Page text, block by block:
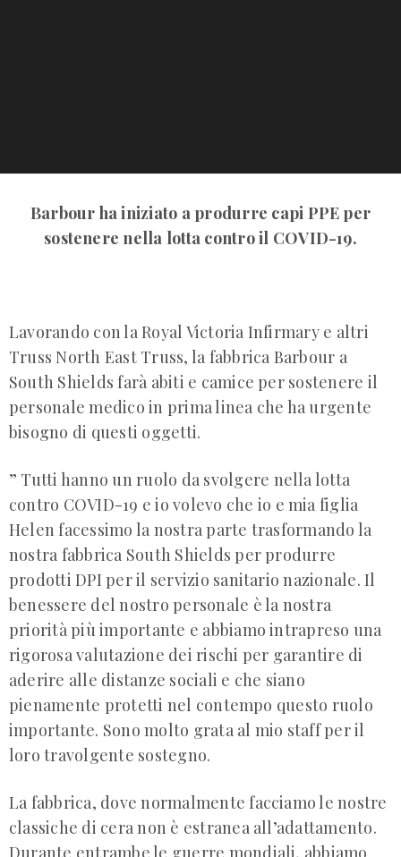
Barbour ha iniziato a produrre capi PPE per
sostenere nella lotta contro il COVID-19.
Lavorando con la Royal Victoria Infirmary e altri
Truss North East Truss, la fabbrica Barbour a
South Shields farà abiti e camice per sostenere il
personale medico in prima linea che ha urgente
bisogno di questi oggetti.
” Tutti hanno un ruolo da svolgere nella lotta
contro COVID-19 e io volevo che io e mia figlia
Helen facessimo la nostra parte trasformando la
nostra fabbrica South Shields per produrre
prodotti DPI per il servizio sanitario nazionale. Il
benessere del nostro personale è la nostra
priorità più importante e abbiamo intrapreso una
rigorosa valutazione dei rischi per garantire di
aderire alle distanze sociali e che siano
pienamente protetti nel contempo questo ruolo
importante. Sono molto grata al mio staff per il
loro travolgente sostegno.
La fabbrica, dove normalmente facciamo le nostre
classiche di cera non è estranea all’adattamento.
Durante entrambe le guerre mondiali, abbiamo